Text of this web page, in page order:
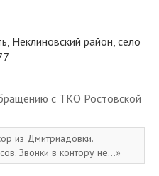
Неклиновский район, село
с ТКО Ростовской
из Дмитриадовки.
Звонки в контору не...